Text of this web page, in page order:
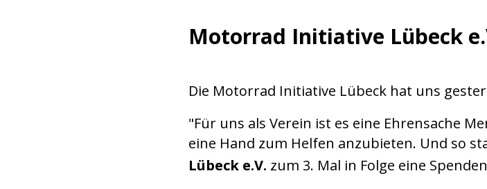
Motorrad Initiative Lübeck
Die Motorrad Initiative Lübeck hat uns
"Für uns als Verein ist es eine Ehrensache
eine Hand zum Helfen anzubieten. Und so
Lübeck e.V. zum 3. Mal in Folge eine